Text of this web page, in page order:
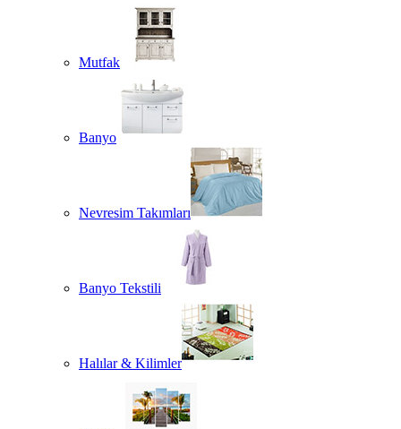
Mutfak
Banyo
Nevresim Takımları
Banyo Tekstili
Halılar & Kilimler